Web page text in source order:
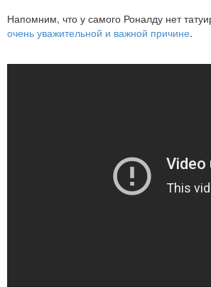
Напомним, что у самого Роналду нет
очень уважительной и важной причине.